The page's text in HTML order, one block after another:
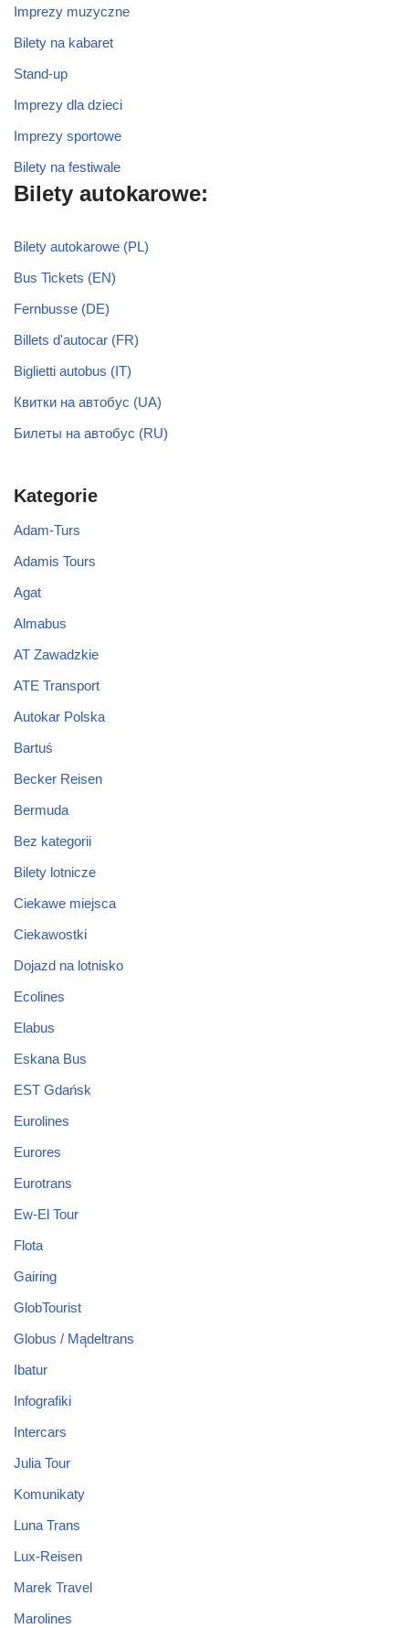
Imprezy muzyczne
Bilety na kabaret
Stand-up
Imprezy dla dzieci
Imprezy sportowe
Bilety na festiwale
Bilety autokarowe:
Bilety autokarowe (PL)
Bus Tickets (EN)
Fernbusse (DE)
Billets d'autocar (FR)
Biglietti autobus (IT)
Квитки на автобус (UA)
Билеты на автобус (RU)
Kategorie
Adam-Turs
Adamis Tours
Agat
Almabus
AT Zawadzkie
ATE Transport
Autokar Polska
Bartuś
Becker Reisen
Bermuda
Bez kategorii
Bilety lotnicze
Ciekawe miejsca
Ciekawostki
Dojazd na lotnisko
Ecolines
Elabus
Eskana Bus
EST Gdańsk
Eurolines
Eurores
Eurotrans
Ew-El Tour
Flota
Gairing
GlobTourist
Globus / Mądeltrans
Ibatur
Infografiki
Intercars
Julia Tour
Komunikaty
Luna Trans
Lux-Reisen
Marek Travel
Marolines